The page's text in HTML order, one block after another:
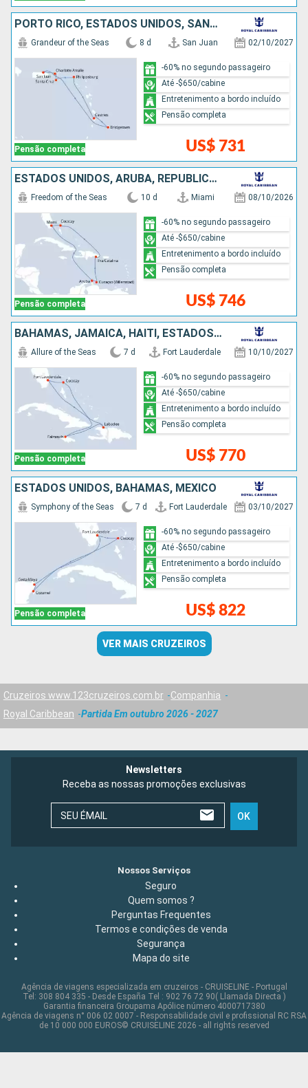
PORTO RICO, ESTADOS UNIDOS, SANTA LUCIA, BARBADOS
Pensão completa
Grandeur of the Seas 8 d San Juan 02/10/2027
US$ 731
-60% no segundo passageiro
Até -$650/cabine
Entretenimento a bordo incluído
Pensão completa
ESTADOS UNIDOS, ARUBA, REPUBLICA DOMINICANA, BAHAMAS
Pensão completa
Freedom of the Seas 10 d Miami 08/10/2026
US$ 746
-60% no segundo passageiro
Até -$650/cabine
Entretenimento a bordo incluído
Pensão completa
BAHAMAS, JAMAICA, HAITI, ESTADOS UNIDOS
Pensão completa
Allure of the Seas 7 d Fort Lauderdale 10/10/2027
US$ 770
-60% no segundo passageiro
Até -$650/cabine
Entretenimento a bordo incluído
Pensão completa
ESTADOS UNIDOS, BAHAMAS, MÉXICO
Pensão completa
Symphony of the Seas 7 d Fort Lauderdale 03/10/2027
US$ 822
-60% no segundo passageiro
Até -$650/cabine
Entretenimento a bordo incluído
Pensão completa
VER MAIS CRUZEIROS
Cruzeiros www.123cruzeiros.com.br
Companhia
Royal Caribbean
Partida Em outubro 2026 - 2027
Newsletters
Receba as nossas promoções exclusivas
SEU ÉMAIL OK
Nossos Serviços
Seguro
Quem somos ?
Perguntas Frequentes
Termos e condições de venda
Segurança
Mapa do site
Agência de viagens especializada em cruzeiros - CRUISELINE - Portugal
Tel: 308 804 335 - Desde España Tel : 902 76 72 90( Llamada Directa )
Garantia financeira Groupama Apólice número 4000717380
Agência de viagens n° 006 02 0007 - Responsabilidade civil e profissional RC RSA
de 10 000 000 EUROS© CRUISELINE 2026 - all rights reserved